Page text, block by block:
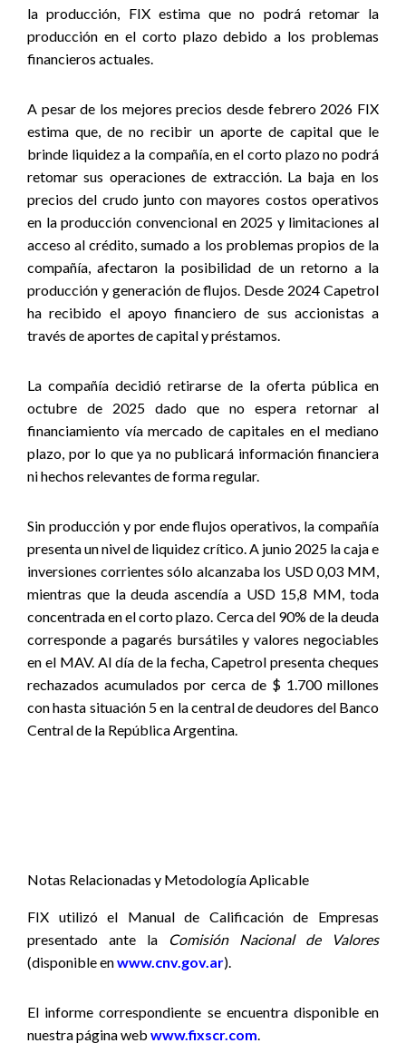
la producción, FIX estima que no podrá retomar la
producción en el corto plazo debido a los problemas
financieros actuales.
A pesar de los mejores precios desde febrero 2026 FIX
estima que, de no recibir un aporte de capital que le
brinde liquidez a la compañía, en el corto plazo no podrá
retomar sus operaciones de extracción. La baja en los
precios del crudo junto con mayores costos operativos
en la producción convencional en 2025 y limitaciones al
acceso al crédito, sumado a los problemas propios de la
compañía, afectaron la posibilidad de un retorno a la
producción y generación de flujos. Desde 2024 Capetrol
ha recibido el apoyo financiero de sus accionistas a
través de aportes de capital y préstamos.
La compañía decidió retirarse de la oferta pública en
octubre de 2025 dado que no espera retornar al
financiamiento vía mercado de capitales en el mediano
plazo, por lo que ya no publicará información financiera
ni hechos relevantes de forma regular.
Sin producción y por ende flujos operativos, la compañía
presenta un nivel de liquidez crítico. A junio 2025 la caja e
inversiones corrientes sólo alcanzaba los USD 0,03 MM,
mientras que la deuda ascendía a USD 15,8 MM, toda
concentrada en el corto plazo. Cerca del 90% de la deuda
corresponde a pagarés bursátiles y valores negociables
en el MAV. Al día de la fecha, Capetrol presenta cheques
rechazados acumulados por cerca de $ 1.700millones
con hasta situación 5 en la central de deudores del Banco
Central de la República Argentina.
Notas Relacionadas y Metodología Aplicable
FIX utilizó el Manual de Calificación de Empresas
presentado ante la
Comisión Nacional de Valores
(disponible enwww.cnv.gov.ar).
El informe correspondiente se encuentra disponible en
nuestra página web www.fixscr.com.